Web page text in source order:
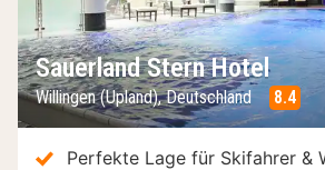
Sauerland Stern Hotel
Willingen (Upland), Deutschland 8.4
Perfekte Lage für Skifahrer &